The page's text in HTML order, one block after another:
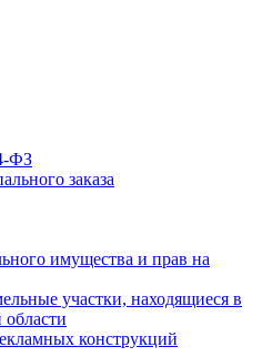
ФЗ
заказа
имущества и прав на
участки, находящиеся в
конструкций